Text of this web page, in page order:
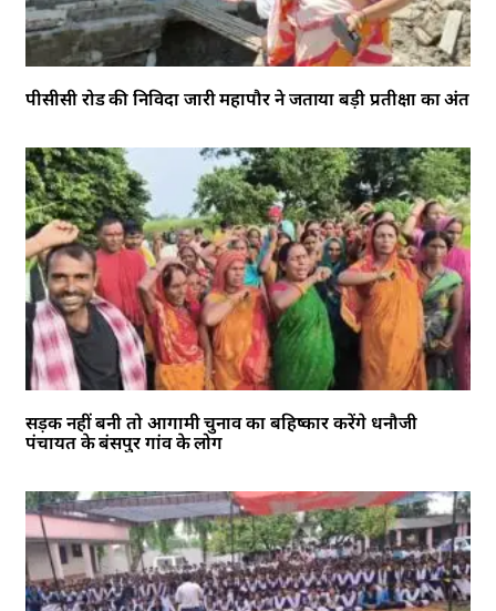
पीसीसी रोड की निविदा जारी महापौर ने जताया बड़ी प्रतीक्षा का अंत
सड़क नहीं बनी तो आगामी चुनाव का बहिष्कार करेंगे धनौजी
पंचायत के बंसपुर गांव के लोग